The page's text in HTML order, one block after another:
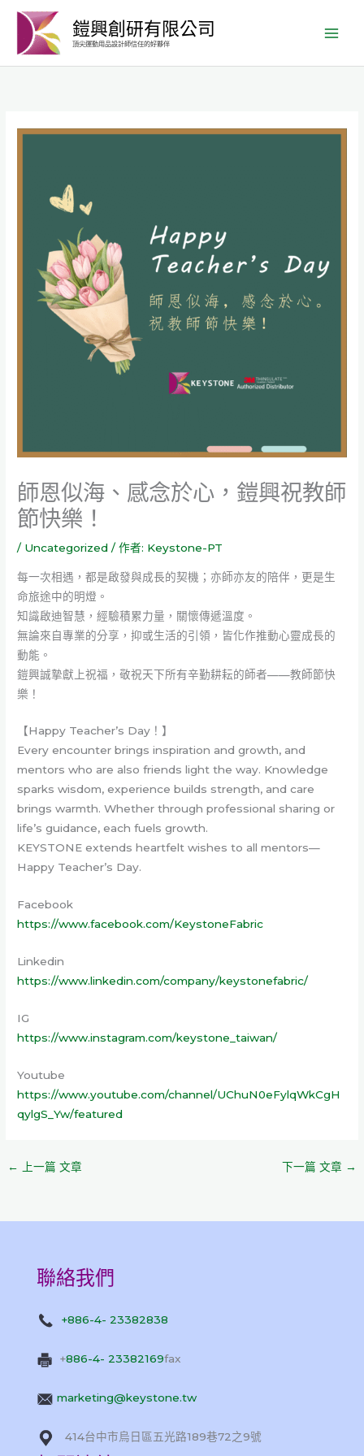
要
鎧興創研有限公司
頂尖運動用品設計師信任的好夥伴
師恩似海、感念於心，鎧興祝教師
節快樂！
/ Uncategorized / 作者: Keystone-PT
每一次相遇，都是啟發與成長的契機；亦師亦友的陪伴，更是生
命旅途中的明燈。
知識啟迪智慧，經驗積累力量，關懷傳遞溫度。
無論來自專業的分享，抑或生活的引領，皆化作推動心靈成長的
動能。
鎧興誠摯獻上祝福，敬祝天下所有辛勤耕耘的師者——教師節快
樂！
【Happy Teacher’s Day！】
Every encounter brings inspiration and growth, and
mentors who are also friends light the way. Knowledge
sparks wisdom, experience builds strength, and care
brings warmth. Whether through professional sharing or
life’s guidance, each fuels growth.
KEYSTONE extends heartfelt wishes to all mentors—
Happy Teacher’s Day.
Facebook
https://www.facebook.com/KeystoneFabric
Linkedin
https://www.linkedin.com/company/keystonefabric/
IG
https://www.instagram.com/keystone_taiwan/
Youtube
https://www.youtube.com/channel/UChuN0eFylqWkCgH
qylgS_Yw/featured
← 上一篇 文章 下一篇 文章 →
聯絡我們
+886-4- 23382838
+886-4- 23382169fax
marketing@keystone.tw
414台中市烏日區五光路189巷72之9號